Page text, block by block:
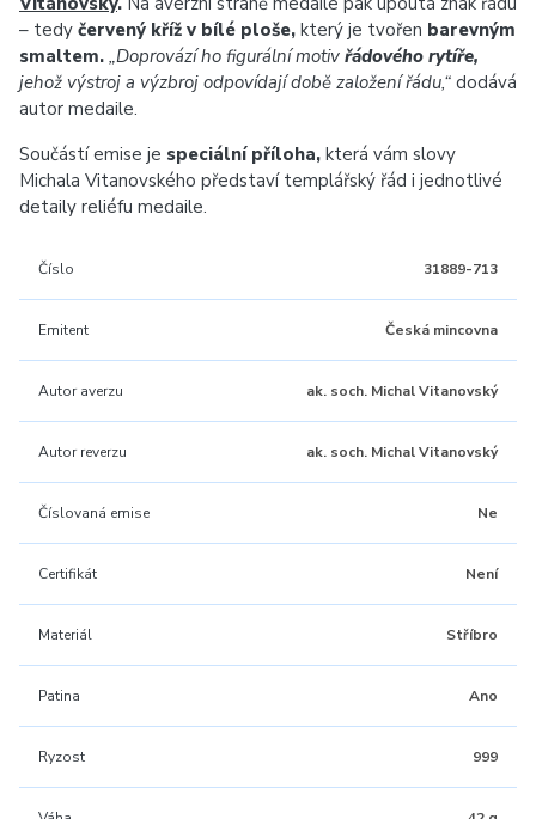
– tedy červený kříž v bílé ploše, který je tvořen barevným
smaltem. „Doprovází ho figurální motiv řádového rytíře,
jehož výstroj a výzbroj odpovídají době založení řádu,“ dodává
autor medaile.
Součástí emise je speciální příloha, která vám slovy
Michala Vitanovského představí templářský řád i jednotlivé
detaily reliéfu medaile.
Číslo 31889-713
Emitent Česká mincovna
Autor averzu ak. soch. Michal Vitanovský
Autor reverzu ak. soch. Michal Vitanovský
Číslovaná emise Ne
Certifikát Není
Materiál Stříbro
Patina Ano
Ryzost 999